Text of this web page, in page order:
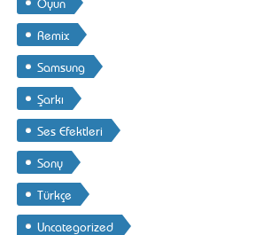
Remix
Samsung
Şarkı
Ses Efektleri
Sony
Türkçe
Uncategorized